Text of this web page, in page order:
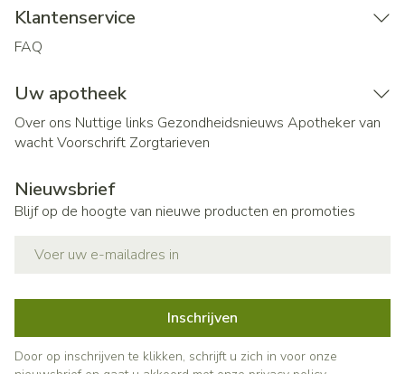
Klantenservice
FAQ
Uw apotheek
Over ons Nuttige links Gezondheidsnieuws Apotheker van
wachtVoorschrift Zorgtarieven
Nieuwsbrief
Blijf op de hoogte van nieuwe producten en promoties
Inschrijven
Door op inschrijven te klikken, schrijft u zich in voor onze